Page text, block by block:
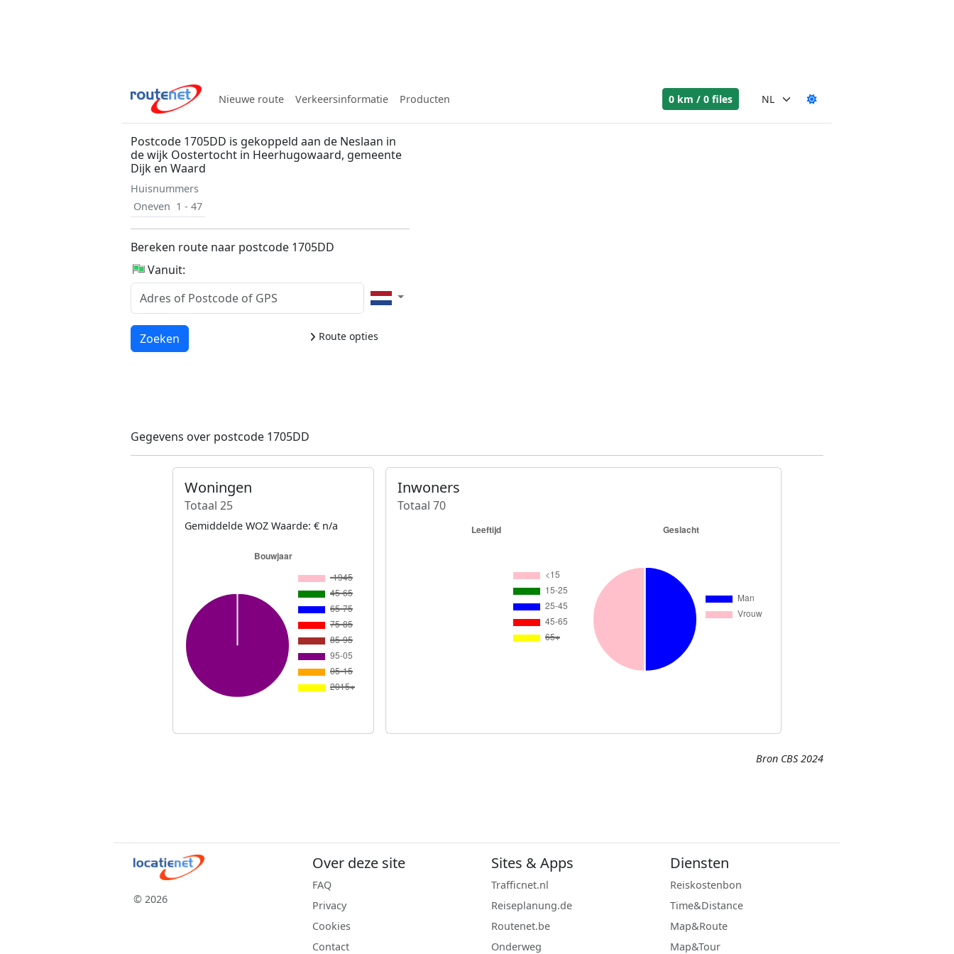
Nieuwe route Verkeersinformatie Producten 0 km / 0 files
Postcode 1705DD is gekoppeld aan de Neslaan in
de wijk Oostertocht in Heerhugowaard, gemeente
Dijk en Waard
Huisnummers
Oneven 1 - 47
Bereken route naar postcode 1705DD
Vanuit:
Route opties
Laden...
Zoeken
Gegevens over postcode 1705DD
Woningen
Totaal 25
Gemiddelde WOZ Waarde: € n/a
Inwoners
Totaal 70
Bron CBS 2024
© 2026
Over deze site
FAQ
Privacy
Cookies
Contact
Sites & Apps
Trafficnet.nl
Reiseplanung.de
Routenet.be
Onderweg
Diensten
Reiskostenbon
Time&Distance
Map&Route
Map&Tour